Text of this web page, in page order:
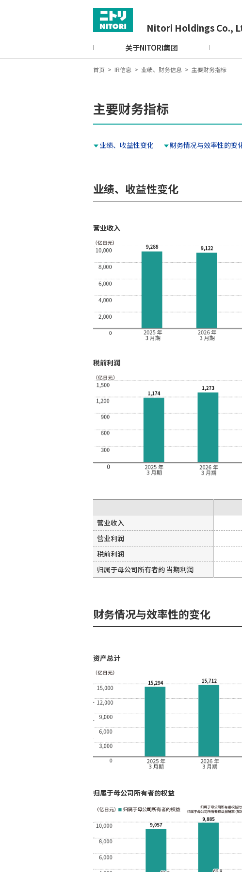
Nitori Holdings Co.,
关于NITORI集团
首页 > IR信息 > 业绩、财务信息 > 主要财务指标
主要财务指标
业绩、收益性变化 财务情况与效率性的变
业绩、收益性变化
营业收入
税前利润
营业收入
营业利润
税前利润
归属于母公司所有者的 当期利润
财务情况与效率性的变化
资产总计
归属于母公司所有者的权益